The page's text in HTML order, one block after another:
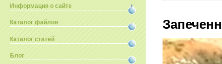
Информация о сайте
Каталог файлов
Каталог статей
Блог